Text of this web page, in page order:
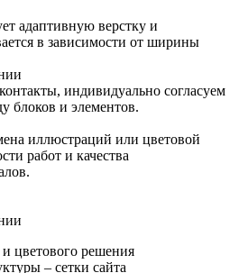
адаптивную верстку и
в зависимости от ширины
индивидуально согласуем
блоков и элементов.
иллюстраций или цветовой
работ и качества
цветового решения
– сетки сайта